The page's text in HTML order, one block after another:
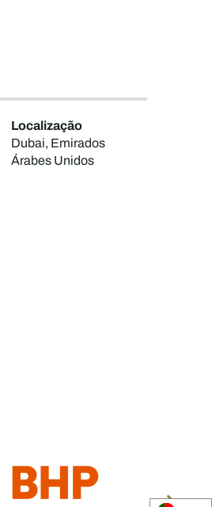
Localização
Dubai, Emirados
Árabes Unidos